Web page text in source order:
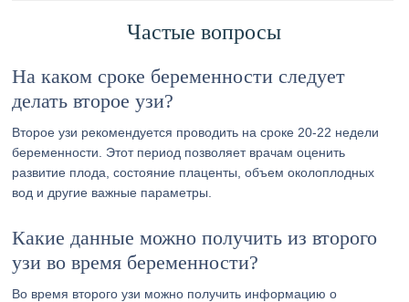
Частые вопросы
На каком сроке беременности следует
делать второе узи?
Второе узи рекомендуется проводить на сроке 20-22 недели
беременности. Этот период позволяет врачам оценить
развитие плода, состояние плаценты, объем околоплодных
вод и другие важные параметры.
Какие данные можно получить из второго
узи во время беременности?
Во время второго узи можно получить информацию о